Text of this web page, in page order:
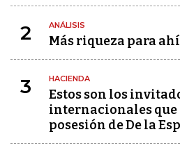
2 ANÁLISIS
Más riqueza para
3 HACIENDA
Estos son los
internacionales que
posesión de De la